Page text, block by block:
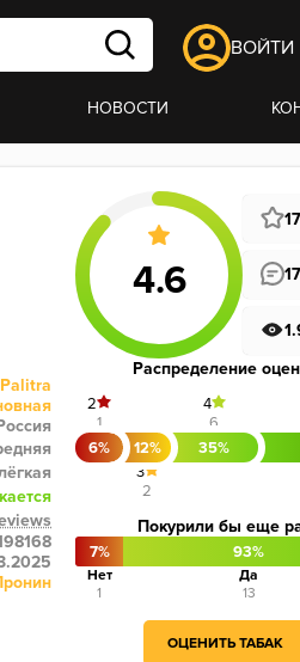
ВОЙТИ
НОВОСТИ
Palitra
17
17
Распределение
6%
2
1
12%
3
2
35%
4
6
Покурили бы еще
7%
Нет
1
93%
Да
13
ОЦЕНИТЬ ТАБАК